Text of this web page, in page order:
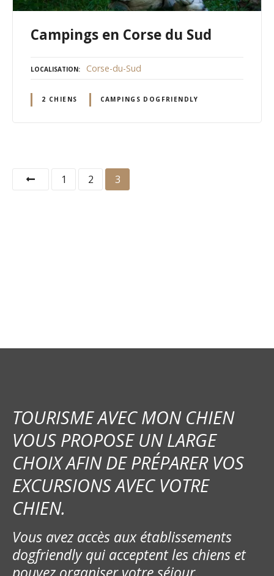
Campings en Corse du Sud
LOCALISATION Corse-du-Sud
2 CHIENS CAMPINGS DOGFRIENDLY
i
n
d
e
s
m
e
s
1 2 3
TOURISME AVEC MON CHIEN
VOUS PROPOSE UN LARGE
CHOIX AFIN DE PRÉPARER VOS
EXCURSIONS AVEC VOTRE
CHIEN.
Vous avez accès aux établissements
dogfriendly qui acceptent les chiens et